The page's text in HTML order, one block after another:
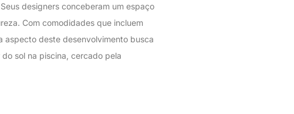
designers conceberam um espaço
Com comodidades que incluem
aspecto deste desenvolvimento busca
sol na piscina, cercado pela